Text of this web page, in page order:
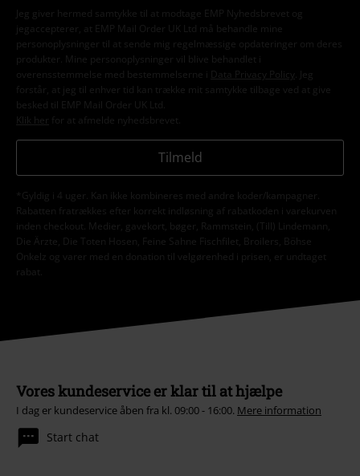
Jeg giver hermed samtykke til at modtage EMP Nyhedsbrevet og
jegaccepterer, at EMP Mail Order UK Ltd må behandle mine
personoplysninger til at sende mig regelmæssige opdateringer om deres
produkter. Mine personoplysninger vil blive behandlet i
overensstemmelse med bestemmelserne i
Data Privacy Policy
. Jeg
forstår, at jeg til enhver tid kan trække mit samtykke tilbage ved at give
besked til EMP Mail Order UK Ltd.
Klik her
for at afmelde nyhedsbrevet.
Tilmeld
*Gyldig i 4 uger. Kan ikke kombineres med andre koder/kampagner.
Rabatten fratrækkes efter korrekt indløsning af rabatkoden i varekurven
inden checkout. Medier, gavekort, bøger, Rammstein, (Till) Lindemann,
Die Ärzte, Die Toten Hosen, Feine Sahne Fischfilet, Broilers, Böhse
Onkelz og varer med en donation til velgørenhed i prisen, er undtaget
rabat.
Vores kundeservice er klar til at hjælpe
I dag er kundeservice åben fra kl. 09:00 - 16:00. Mere information
Start chat